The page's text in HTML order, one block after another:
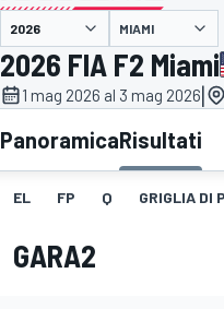
MOTOGP
MIAMI
2026 FIA F2 Miami
1 mag 2026 al 3 mag 2026|
PanoramicaRisultati
EL FP Q GRIGLIA DI
GARA2